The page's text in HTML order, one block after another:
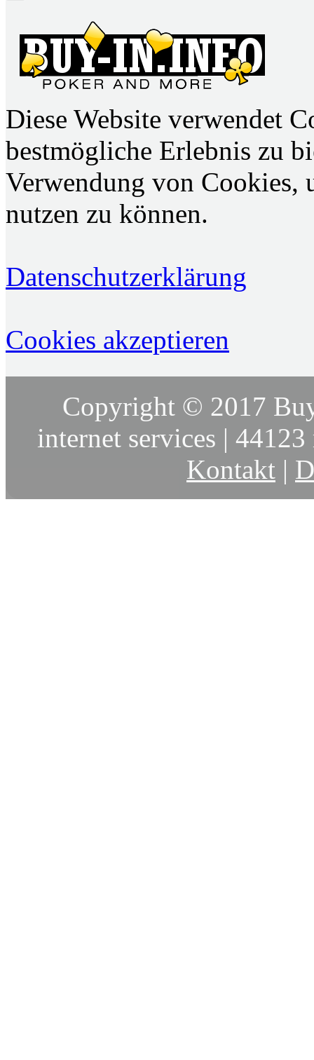
Diese Website verwendet
bestmögliche Erlebnis zu
Verwendung von Cookies,
nutzen zu können.
Datenschutzerklärung
Cookies akzeptieren
Copyright © 2017
internet services |
Kontakt |